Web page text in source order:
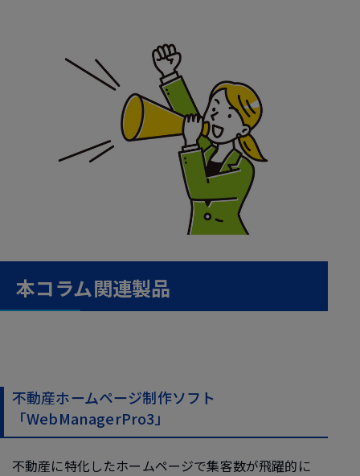
本コラム関連製品
不動産ホームページ制作ソフト
「WebManagerPro3」
不動産に特化したホームページで集客数が飛躍的に